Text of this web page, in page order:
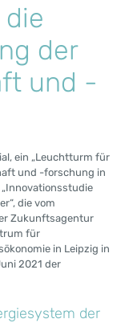
der
und -
ein „Leuchtturm für
und -forschung in
„Innovationsstudie
die vom
Zukunftsagentur
für
in Leipzig in
2021 der
der